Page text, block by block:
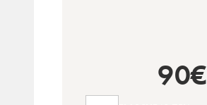
90€